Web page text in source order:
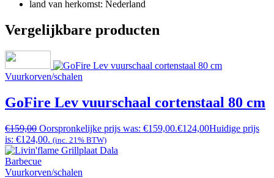
land van herkomst: Nederland
Vergelijkbare producten
Vuurkorven/schalen
GoFire Lev vuurschaal cortenstaal 80 cm
€159,00 Oorspronkelijke prijs was: €159,00.€124,00Huidige prijs
is: €124,00. (inc. 21% BTW)
Barbecue
Vuurkorven/schalen